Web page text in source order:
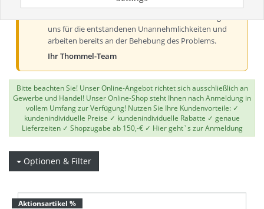
Preis- und Verfügbarkeitsanzeige aus technischen
uns für die entstandenen Unannehmlichkeiten und
arbeiten bereits an der Behebung des Problems.
Ihr Thommel-Team
Bitte beachten Sie! Unser Online-Angebot richtet sich ausschließlich an
Gewerbe und Handel! Unser Online-Shop steht Ihnen nach Anmeldung in
vollem Umfang zur Verfügung! Nutzen Sie Ihre Kundenvorteile: ✓
kundenindividuelle Preise ✓ kundenindividuelle Rabatte ✓ genaue
Lieferzeiten ✓ Shopzugabe ab 150,-€ ✓ Hier geht`s zur Anmeldung
Optionen & Filter
Aktionsartikel %